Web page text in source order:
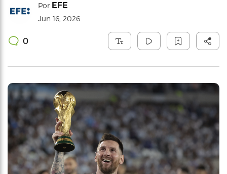
Por EFE
Jun 16, 2026
0